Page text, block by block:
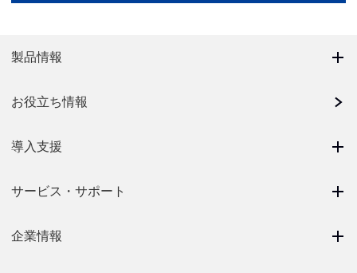
製品情報
お役立ち情報
導入支援
サービス・サポート
企業情報